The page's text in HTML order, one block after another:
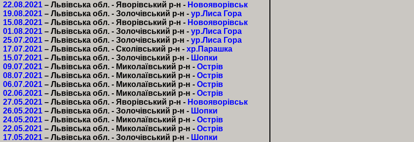
22.08.2021– Львівська обл. - Яворівський р-н - Новояворівськ
19.08.2021– Львівська обл. - Золочівський р-н - ур.Лиса Гора
15.08.2021– Львівська обл. - Яворівський р-н - Новояворівськ
01.08.2021– Львівська обл. - Золочівський р-н - ур.Лиса Гора
25.07.2021– Львівська обл. - Золочівський р-н - ур.Лиса Гора
17.07.2021– Львівська обл. - Сколівський р-н - хр.Парашка
15.07.2021– Львівська обл. - Золочівський р-н - Шопки
09.07.2021– Львівська обл. - Миколаївський р-н - Острів
08.07.2021– Львівська обл. - Миколаївський р-н - Острів
06.07.2021– Львівська обл. - Миколаївський р-н - Острів
02.06.2021– Львівська обл. - Миколаївський р-н - Острів
27.05.2021– Львівська обл. - Яворівський р-н - Новояворівськ
26.05.2021– Львівська обл. - Золочівський р-н - Шопки
24.05.2021– Львівська обл. - Миколаївський р-н - Острів
22.05.2021– Львівська обл. - Миколаївський р-н - Острів
17.05.2021– Львівська обл. - Золочівський р-н - Шопки